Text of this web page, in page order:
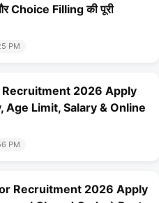
Choice Filling की पूरी
PM
Recruitment 2026 Apply
Age Limit, Salary & Online
PM
Recruitment 2026 Apply